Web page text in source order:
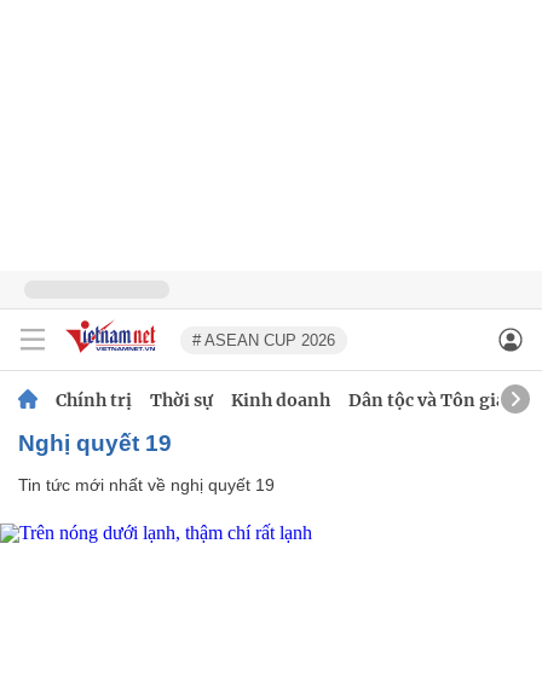
# ASEAN CUP 2026
Chính trị Thời sự Kinh doanh Dân tộc và Tôn giáo
nghị quyết 19
Tin tức mới nhất về nghị quyết 19